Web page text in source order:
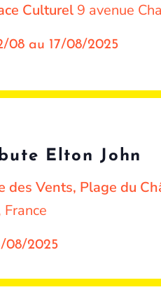
Culturel 9 avenue
08 au 17/08/2025
Elton John
des Vents, Plage du
France
08/2025